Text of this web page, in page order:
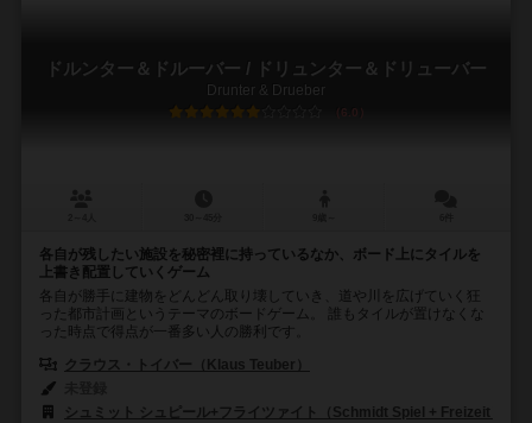
ドルンター＆ドルーバー / ドリュンター＆ドリューバー
Drunter & Drueber
6.0
各自が残したい施設を秘密裡に持っているなか、ボード上にタイルを
上書き配置していくゲーム
各自が勝手に建物をどんどん取り壊していき、道や川を広げていく狂
った都市計画というテーマのボードゲーム。 誰もタイルが置けなくな
った時点で得点が一番多い人の勝利です。
クラウス・トイバー（Klaus Teuber）
シュミット シュピール+フライツァイト（Schmidt Spiel + Freizeit）